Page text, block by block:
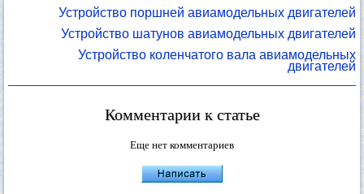
Устройство поршней авиамодельных двигателей
Устройство шатунов авиамодельных двигателей
Устройство коленчатого вала авиамодельных
двигателей
Комментарии к статье
Еще нет комментариев